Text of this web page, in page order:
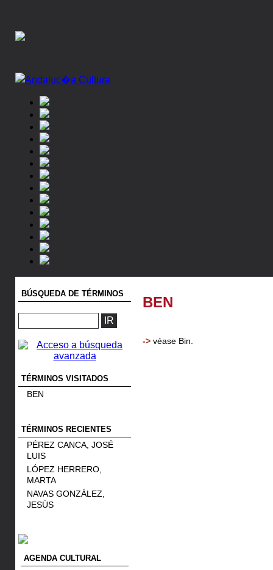
BÚSQUEDA DE TÉRMINOS
TÉRMINOS VISITADOS
BEN
TÉRMINOS RECIENTES
PÉREZ CANCA, JOSÉ
LUIS
LÓPEZ HERRERO,
MARTA
NAVAS GONZÁLEZ,
JESÚS
AGENDA CULTURAL
BEN
-> véase Bin.